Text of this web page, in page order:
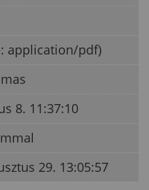
application/pdf)
8. 11:37:10
29. 13:05:57